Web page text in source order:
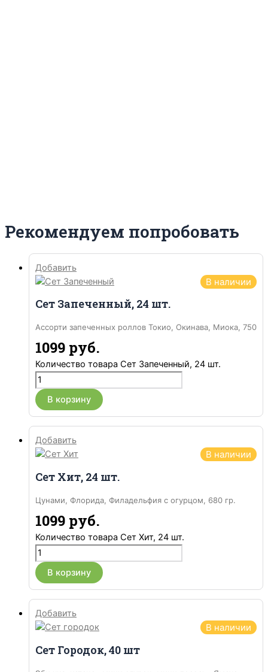
Рекомендуем попробовать
Добавить
В наличии
Сет Запеченный, 24 шт.
Ассорти запеченных роллов Токио, Окинава, Миока, 750
1099 руб.
Количество товара Сет Запеченный, 24 шт.
В корзину
Добавить
В наличии
Сет Хит, 24 шт.
Цунами, Флорида, Филадельфия с огурцом, 680 гр.
1099 руб.
Количество товара Сет Хит, 24 шт.
В корзину
Добавить
В наличии
Сет Городок, 40 шт